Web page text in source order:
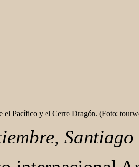
el Pacífico y el Cerro Dragón. (Foto: